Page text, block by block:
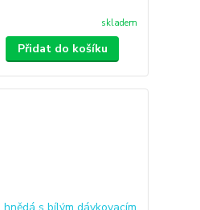
skladem
Přidat do košíku